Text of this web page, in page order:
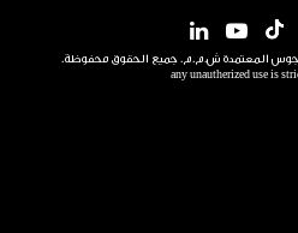
any unautherized use